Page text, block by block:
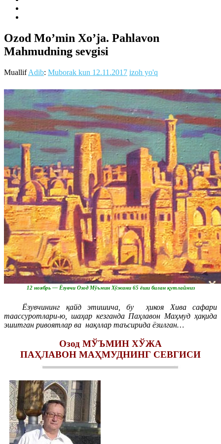
Ozod Mo’min Xo’ja. Pahlavon
Mahmudning sevgisi
MuallifAdib: Muborak kun 12.11.2017 izoh yo'q
12 ноябрь — Ёзувчи Озод Мўъмин Хўжани 65 ёши билан қутлаймиз
Ёзувчининг қайд этишича, бу ҳикоя Хива сафари
таассуротлари-ю, шаҳар кезганда Паҳлавон Маҳмуд ҳақида
эшитган ривоятлар ва нақллар таъсирида ёзилган…
Озод МЎЪМИН ХЎЖА
ПАҲЛАВОН МАҲМУДНИНГ СЕВГИСИ